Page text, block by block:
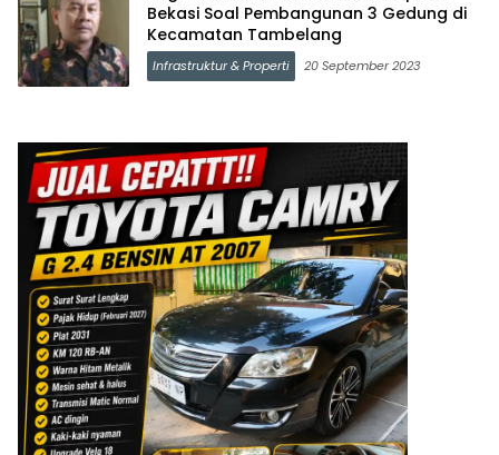
Bekasi Soal Pembangunan 3 Gedung di
Kecamatan Tambelang
Infrastruktur & Properti 20 September 2023